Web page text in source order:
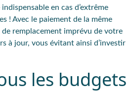
en cas d’extrême
! Avec le paiement de la même
remplacement imprévu de votre
à jour, vous évitant ainsi d’investir
les budgets